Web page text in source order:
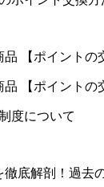
【ポイントの
【ポイントの
度について
底解剖！過去